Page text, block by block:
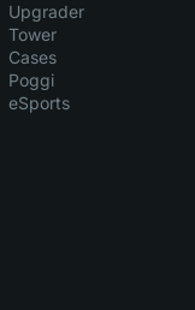
Upgrader
Tower
Cases
Poggi
eSports